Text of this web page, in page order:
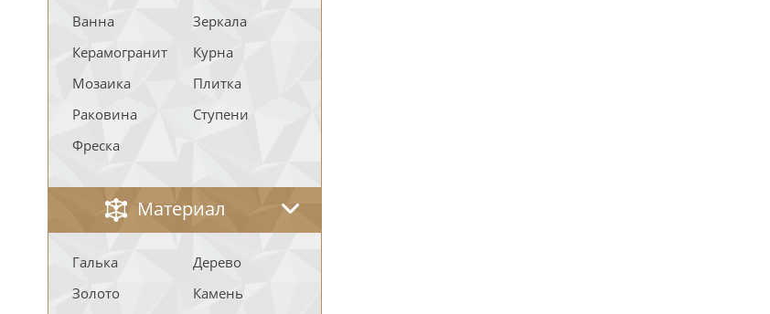
Ванна
Зеркала
Керамогранит
Курна
Мозаика
Плитка
Раковина
Ступени
Фреска
Материал
Галька
Дерево
Золото
Камень